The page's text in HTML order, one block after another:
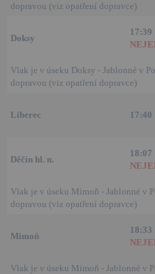
dopravou (viz opatření dopravce)
Doksy
17:39
Vlak je v úseku Doksy - Jablonné v
dopravou (viz opatření dopravce)
Liberec 17:40
Děčín hl. n.
18:07
Vlak je v úseku Mimoň - Jablonné v
dopravou (viz opatření dopravce)
Mimoň
18:33
Vlak je v úseku Mimoň - Jablonné v